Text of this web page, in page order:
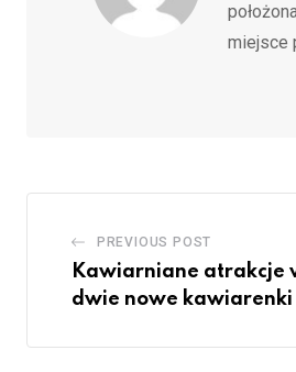
miejsce
PREVIOUS POST
Kawiarniane atrakcje
dwie nowe kawiarenki